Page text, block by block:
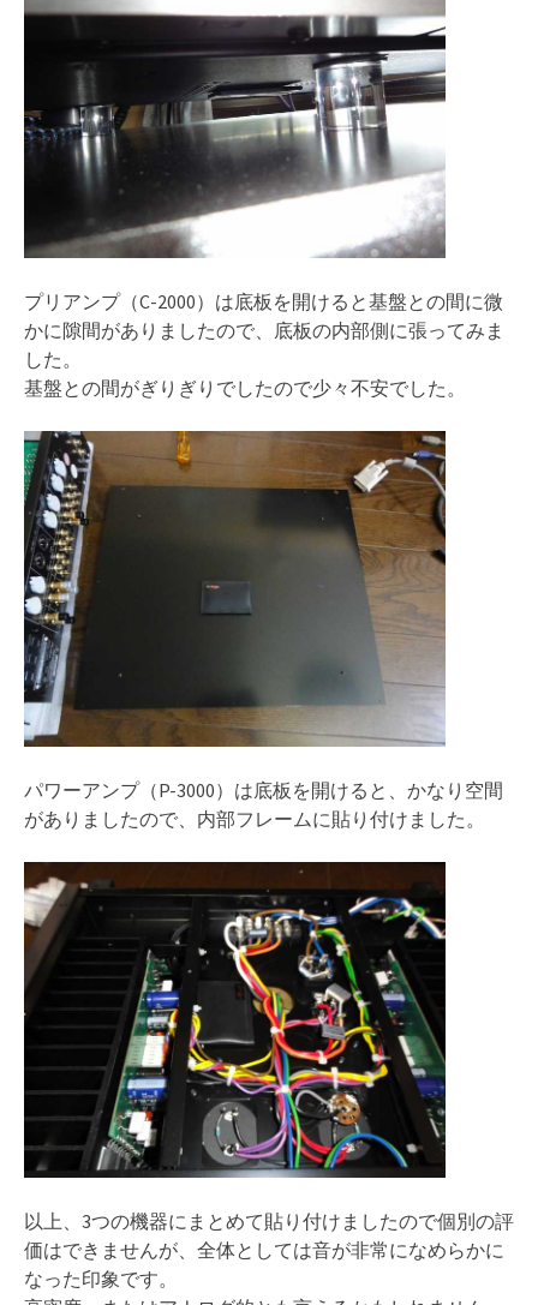
プリアンプ（C-2000）は底板を開けると基盤との間に微
かに隙間がありましたので、底板の内部側に張ってみま
した。
基盤との間がぎりぎりでしたので少々不安でした。
パワーアンプ（P-3000）は底板を開けると、かなり空間
がありましたので、内部フレームに貼り付けました。
以上、3つの機器にまとめて貼り付けましたので個別の評
価はできませんが、全体としては音が非常になめらかに
なった印象です。